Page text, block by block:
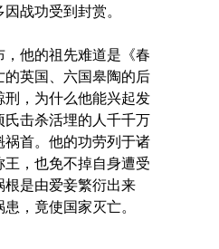
战功受到封赏。
他的祖先难道是《春
英国、六国皋陶的后
，为什么他能兴起发
击杀活埋的人千千万
首。他的功劳列于诸
，也免不掉自身遭受
根是由爱妾繁衍出来
，竟使国家灭亡。